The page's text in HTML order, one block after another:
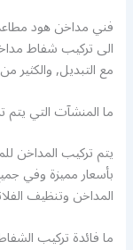
الى تركيب شفاط
مع التبديل, والكثير
ما المنشآت التي يتم
يتم تركيب المداخن
بأسعار مميزة وفي
المداخن وتنظيف
ما فائدة تركيب